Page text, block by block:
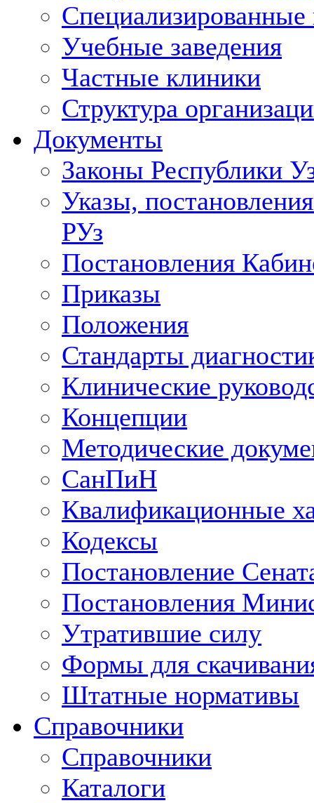
Учебные заведения
Частные клиники
Структура
Документы
Законы Республики
Указы,
РУз
Постановления
Приказы
Положения
Стандарты
Клинические
Концепции
Методические
СанПиН
Квалификационные
Кодексы
Постановление
Постановления
Утратившие силу
Формы для
Штатные нормативы
Справочники
Справочники
Каталоги